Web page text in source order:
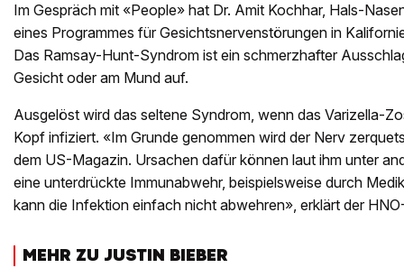
Im Gespräch mit «People» hat Dr. Amit Kochhar, Hals-
eines Programmes für Gesichtsnervenstörungen in
Das Ramsay-Hunt-Syndrom ist ein schmerzhafter
Gesicht oder am Mund auf.
Ausgelöst wird das seltene Syndrom, wenn das Varizella-
Kopf infiziert. «Im Grunde genommen wird der Nerv
dem US-Magazin. Ursachen dafür können laut ihm unter
eine unterdrückte Immunabwehr, beispielsweise durch
kann die Infektion einfach nicht abwehren», erklärt der
MEHR ZU JUSTIN BIEBER